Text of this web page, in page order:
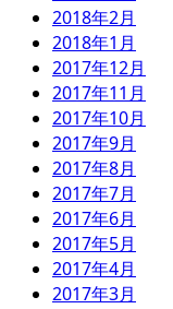
2018年2月
2018年1月
2017年12月
2017年11月
2017年10月
2017年9月
2017年8月
2017年7月
2017年6月
2017年5月
2017年4月
2017年3月